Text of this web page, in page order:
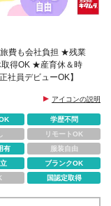
費も会社負担 ★残業
得OK ★産育休＆時
社員デビューOK】
アイコンの説明
学歴不問
リモートOK
有
服装自由
ブランクOK
国認定取得